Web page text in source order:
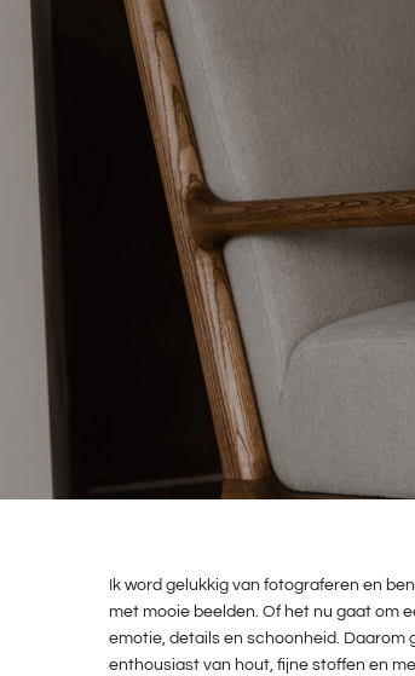
Ik word gelukkig van fotograferen en
met mooie beelden. Of het nu gaat om
emotie, details en schoonheid. Daarom
enthousiast van hout, fijne stoffen en